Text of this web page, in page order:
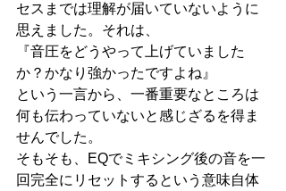
セスまでは理解が届いていないように
思えました。それは、
『音圧をどうやって上げていました
か？かなり強かったですよね』
という一言から、一番重要なところは
何も伝わっていないと感じざるを得ま
せんでした。
そもそも、EQでミキシング後の音を一
回完全にリセットするという意味自体